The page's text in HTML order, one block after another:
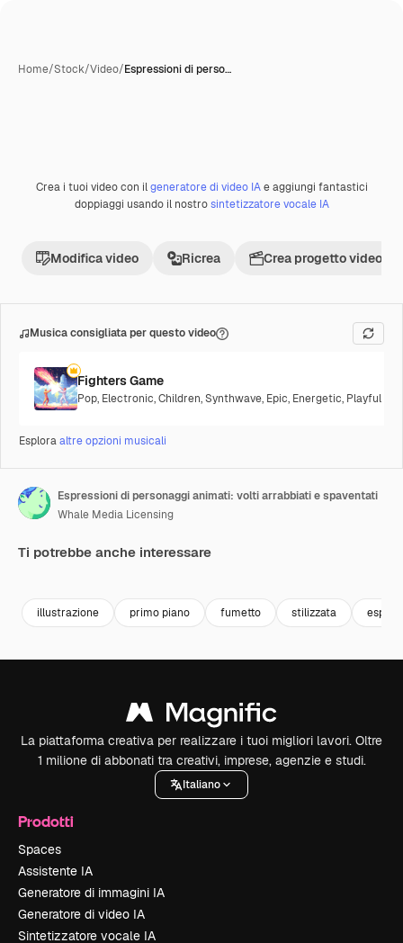
Home/Stock/Video/Espressioni di perso…
PremiumCreata con IA
Crea i tuoi video con ilgeneratore di video IAe aggiungi fantastici
doppiaggi usando il nostrosintetizzatore vocale IA
Modifica video Ricrea Crea progetto video
Musica consigliata per questo video
Fighters Game
Pop, Electronic,Children,Synthwave, Epic, Energetic, Playful
Esploraaltre opzioni musicali
Espressioni di personaggi animati: volti arrabbiati e spaventati
Whale Media Licensing
Ti potrebbe anche interessare
illustrazione primo piano fumetto stilizzata
La piattaforma creativa per realizzare i tuoi migliori lavori. Oltre
1 milione di abbonati tra creativi, imprese, agenzie e studi.
Italiano
Prodotti
Spaces
Assistente IA
Generatore di immagini IA
Generatore di video IA
Sintetizzatore vocale IA